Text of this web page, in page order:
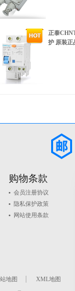
正泰
护 原装正
购物条款
会员注册协议
隐私保护政策
网站使用条款
地图 XML地图